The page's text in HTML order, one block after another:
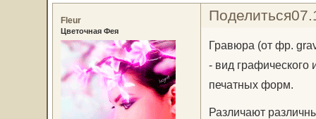
Поделиться
Fleur
Цветочная Фея
Гравюра (от фр.
- вид
печатных форм.
Различают